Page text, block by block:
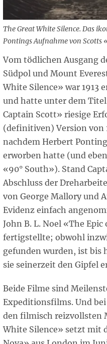
The Great White Silence. Das
Pontings Aufnahme von Scotts
Vom tödlichen Ausgang
Südpol und Mount
White Silence» war 1913
und hatte unter dem
Captain Scott» riesige
(definitiven) Version von
nachdem Herbert
erworben hatte (und
«90° South»). Stand
Abschluss der
von George Mallory und
Evidenz einfach
John B. L. Noel «The
fertigstellte; obwohl
gefunden wurden, ist bis
sie seinerzeit den Gipfel
Beide Filme sind
Expeditionsfilms. Und
den filmisch reizvollsten
White Silence» setzt mit